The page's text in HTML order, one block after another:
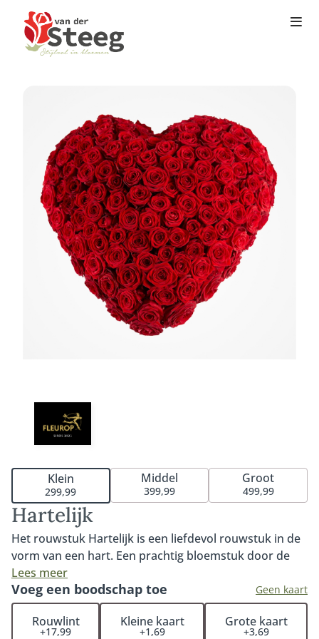
Hartelijk
Het rouwstuk Hartelijk is een liefdevol rouwstuk in de
vorm van een hart. Een prachtig bloemstuk door de
rode rozen. Een mooi rouwstuk voor een persoonlijk
afscheid. Verkrijgbaar in 35cm, 45cm of 60cm. Fijn om
te weten: iedere bestelling met rouwwerk wordt door
onze klantenservice medewerkers persoonlijk en
Lees meer
Klein
299,99
Middel
399,99
Groot
499,99
Voeg een boodschap toe Geen kaart
Rouwlint
+17,99
Kleine kaart
+1,69
Grote kaart
+3,69